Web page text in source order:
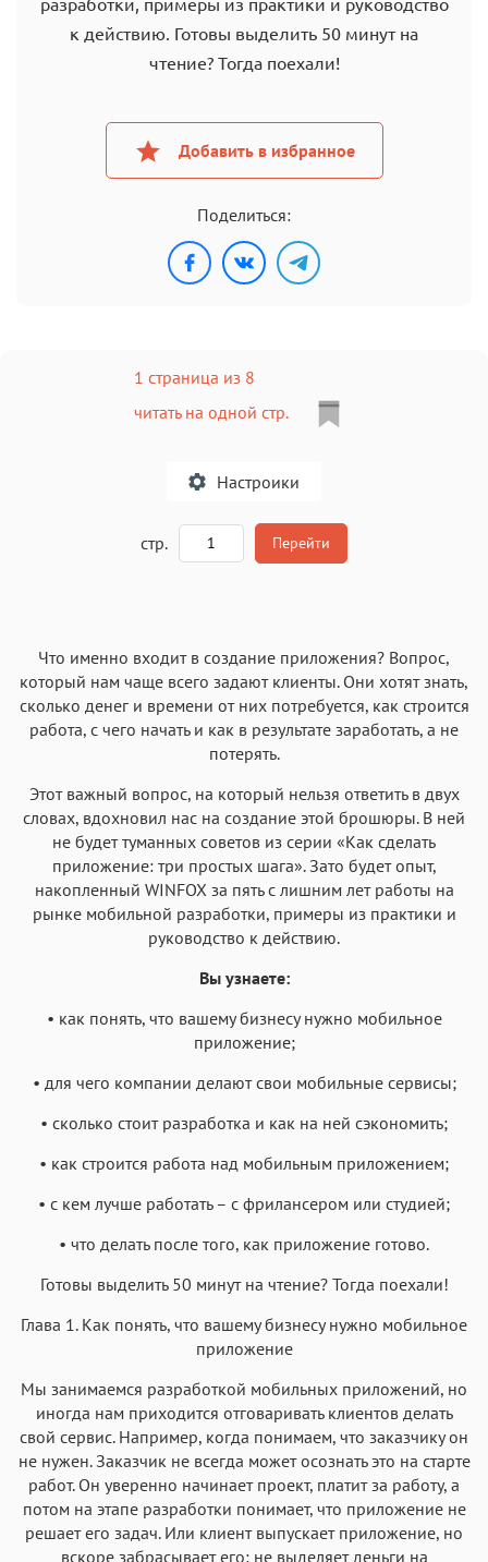
к действию. Готовы выделить 50 минут на
чтение? Тогда поехали!
Добавить в избранное
Поделиться:
1 страница из 8
читать на одной стр.
Настроики
Аа Аа Аа Аа
Times
Аа Аа
San Francisco Аа Аа
New York
Аа Аа Аа Аа
Courier Courier New
Аа
Menlo SF Mono
стр. Перейти
Что именно входит в создание приложения? Вопрос,
который нам чаще всего задают клиенты. Они хотят знать,
сколько денег и времени от них потребуется, как строится
работа, с чего начать и как в результате заработать, а не
потерять.
Этот важный вопрос, на который нельзя ответить в двух
словах, вдохновил нас на создание этой брошюры. В ней
не будет туманных советов из серии «Как сделать
приложение: три простых шага». Зато будет опыт,
накопленный WINFOX за пять с лишним лет работы на
рынке мобильной разработки, примеры из практики и
руководство к действию.
Вы узнаете:
• как понять, что вашему бизнесу нужно мобильное
приложение;
• для чего компании делают свои мобильные сервисы;
• сколько стоит разработка и как на ней сэкономить;
• как строится работа над мобильным приложением;
• с кем лучше работать – с фрилансером или студией;
• что делать после того, как приложение готово.
Готовы выделить 50 минут на чтение? Тогда поехали!
Глава 1. Как понять, что вашему бизнесу нужно мобильное
приложение
Мы занимаемся разработкой мобильных приложений, но
иногда нам приходится отговаривать клиентов делать
свой сервис. Например, когда понимаем, что заказчику он
не нужен. Заказчик не всегда может осознать это на старте
работ. Он уверенно начинает проект, платит за работу, а
потом на этапе разработки понимает, что приложение не
решает его задач. Или клиент выпускает приложение, но
вскоре забрасывает его: не выделяет деньги на